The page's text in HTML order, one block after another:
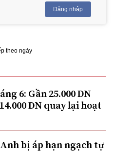
Đăng nhập
theo ngày
6: Gần 25.000 DN
DN quay lại hoạt
bị áp hạn ngạch tự